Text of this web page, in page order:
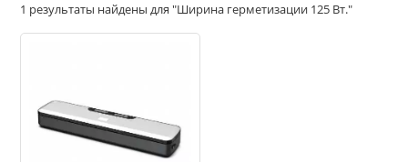
1 результаты найдены для "Ширина герметизации 125 Вт."